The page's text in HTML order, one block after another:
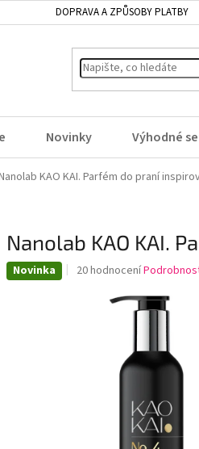
DOPRAVA A ZPŮSOBY PLATBY
Novinky Výhodné
KAO KAI. Parfém do praní
Nanolab KAO KAI.
Novinka
Průměrné
produktu
hvězdiček.
20 hodnocení